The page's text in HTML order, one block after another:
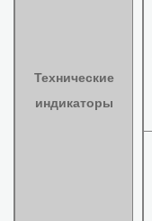
Технические
индикаторы